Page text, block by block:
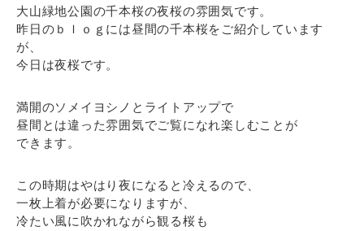
大山緑地公園の千本桜の夜桜の雰囲気です。
昨日のｂｌｏｇには昼間の千本桜をご紹介しています
が、
今日は夜桜です。
満開のソメイヨシノとライトアップで
昼間とは違った雰囲気でご覧になれ楽しむことが
できます。
この時期はやはり夜になると冷えるので、
一枚上着が必要になりますが、
冷たい風に吹かれながら観る桜も